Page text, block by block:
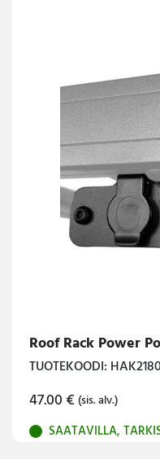
Roof Rack Power
TUOTEKOODI:
47.00€ (sis. alv.)
SAATAVILLA,